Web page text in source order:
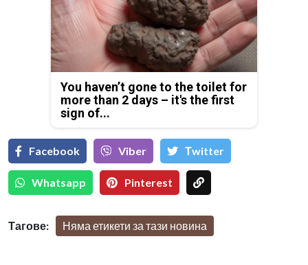
You haven’t gone to the toilet for
more than 2 days – it's the first
sign of...
Facebook Viber Тwitter
Whatsapp Pinterest
Тагове: Няма етикети за тази новина